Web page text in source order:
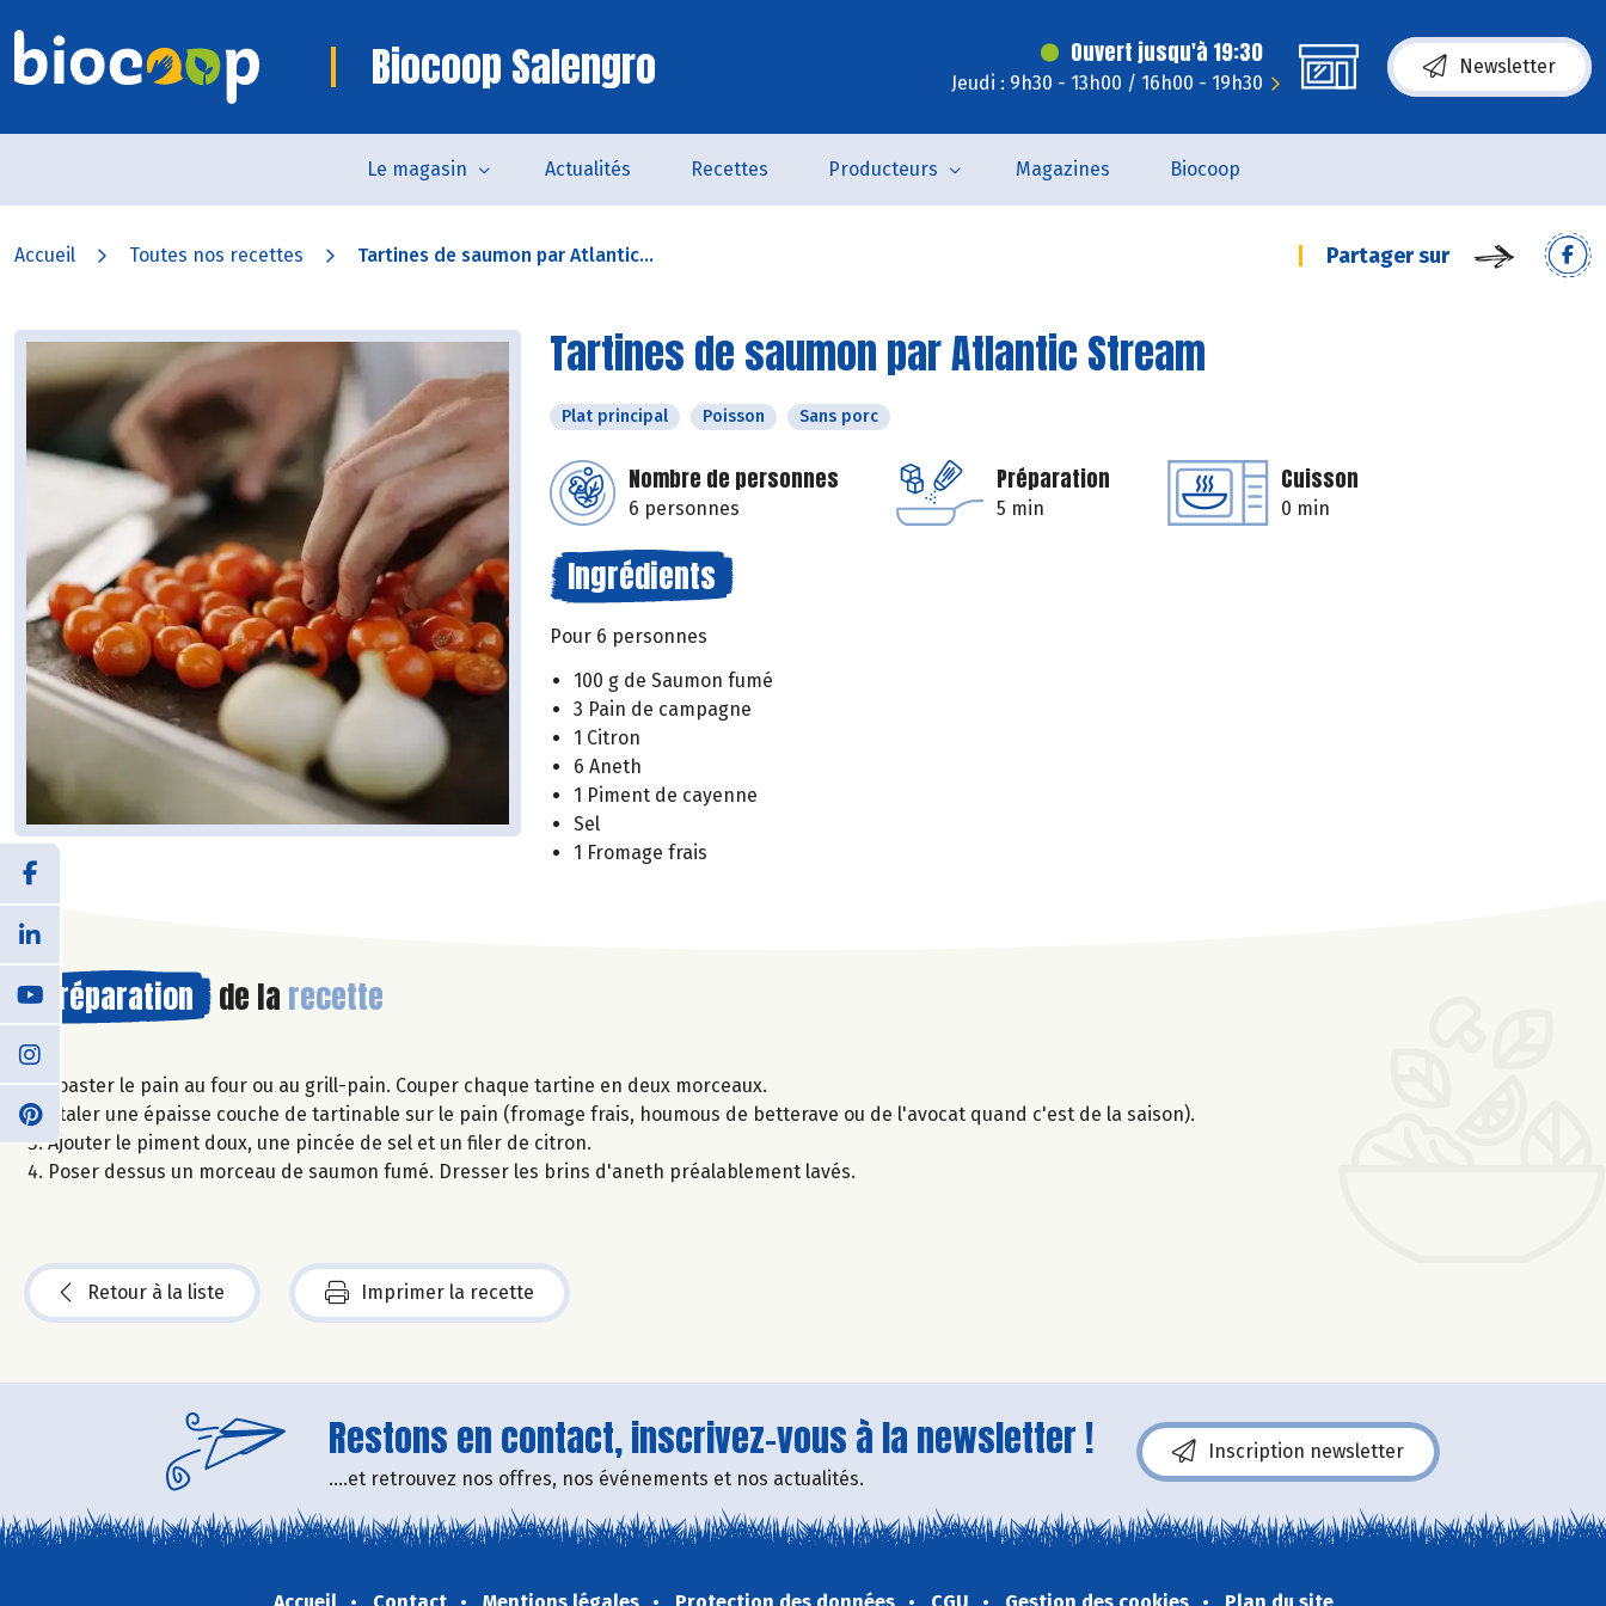
Biocoop Salengro Ouvert jusqu'à 19:30
Jeudi : 9h30 - 13h00 / 16h00 - 19h30
Newsletter
Le magasin Actualités Recettes Producteurs Magazines Biocoop
Accueil Toutes nos recettes Tartines de saumon par Atlantic... Partager sur
Tartines de saumon par Atlantic Stream
Plat principal Poisson Sans porc
Nombre de personnes
6 personnes
Préparation
5 min
Cuisson
0 min
Ingrédients
Pour 6 personnes
100 g de Saumon fumé
3 Pain de campagne
1 Citron
6 Aneth
1 Piment de cayenne
Sel
1 Fromage frais
Préparation de la recette
Toaster le pain au four ou au grill-pain. Couper chaque tartine en deux morceaux.
Étaler une épaisse couche de tartinable sur le pain (fromage frais, houmous de betterave ou de l'avocat quand c'est de la saison).
Ajouter le piment doux, une pincée de sel et un filer de citron.
Poser dessus un morceau de saumon fumé. Dresser les brins d'aneth préalablement lavés.
Retour à la liste Imprimer la recette
Restons en contact, inscrivez-vous à la newsletter !
....et retrouvez nos offres, nos événements et nos actualités.
Inscription newsletter